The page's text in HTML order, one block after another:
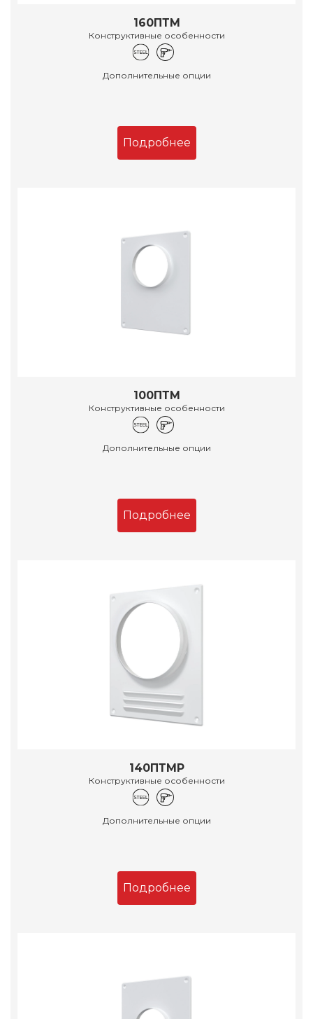
160ПТМ
Конструктивные особенности
Дополнительные опции
Подробнее
100ПТМ
Конструктивные особенности
Дополнительные опции
Подробнее
140ПТМР
Конструктивные особенности
Дополнительные опции
Подробнее